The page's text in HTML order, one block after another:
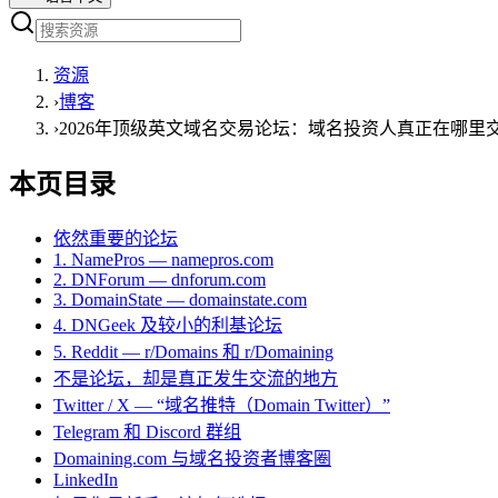
资源
›博客
›2026年顶级英文域名交易论坛：域名投资人真正在哪里
本页目录
依然重要的论坛
1. NamePros — namepros.com
2. DNForum — dnforum.com
3. DomainState — domainstate.com
4. DNGeek 及较小的利基论坛
5. Reddit — r/Domains 和 r/Domaining
不是论坛，却是真正发生交流的地方
Twitter / X — “域名推特（Domain Twitter）”
Telegram 和 Discord 群组
Domaining.com 与域名投资者博客圈
LinkedIn